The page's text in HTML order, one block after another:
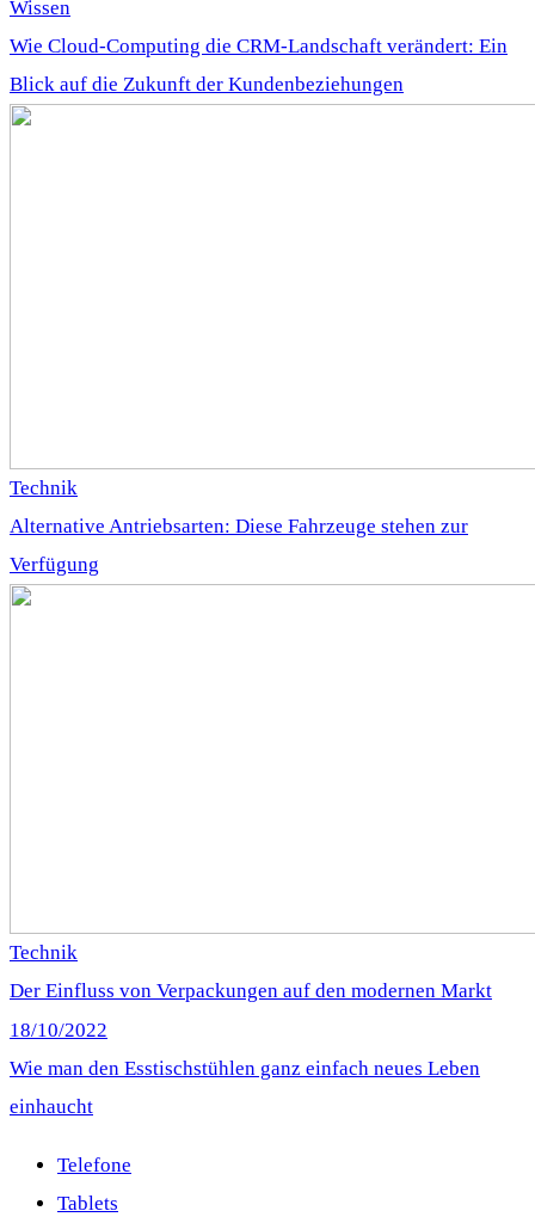
Wissen
Wie Cloud-Computing die CRM-Landschaft verändert: Ein
Blick auf die Zukunft der Kundenbeziehungen
Technik
Alternative Antriebsarten: Diese Fahrzeuge stehen zur
Verfügung
Technik
Der Einfluss von Verpackungen auf den modernen Markt
18/10/2022
Wie man den Esstischstühlen ganz einfach neues Leben
einhaucht
Telefone
Tablets